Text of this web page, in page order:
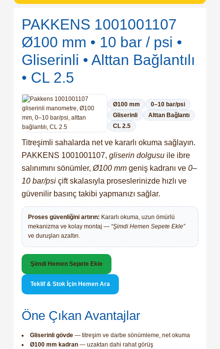
- UPS
Kesiciler
Şalterleri
Yol Vericiler
Şalterler
SIMATIC Yazılım Paketleri
SIRIUS SAFETY
WinCC Unified Runtime Yazılımları
PAKKENS 1001001107
Ø100 mm • 10 bar / psi •
Gliserinli • Alttan Bağlantılı
• CL 2.5
Ø100 mm
0–10 bar/psi
Gliserinli
Alttan Bağlantı
CL 2.5
Titreşimli sahalarda net ve kararlı okuma sağlayın.
PAKKENS 1001001107, gliserin dolgusu ile ibre
salınımını sönümler, Ø100 mm geniş kadranı ve 0–
10 bar/psi çift skalasıyla proseslerinizde hızlı ve
güvenilir basınç takibi yapmanızı sağlar.
Proses güvenliğini artırın: Kararlı okuma, uzun ömürlü
mekanizma ve kolay montaj — “Şimdi Hemen Sepete Ekle”
ve duruşları azaltın.
Şimdi Hemen Sepete Ekle
Teklif & Stok İçin Hemen Ara
Öne Çıkan Avantajlar
Gliserinli gövde— titreşim ve darbe sönümleme, net okuma
Ø100 mm kadran— uzaktan dahi rahat görüş